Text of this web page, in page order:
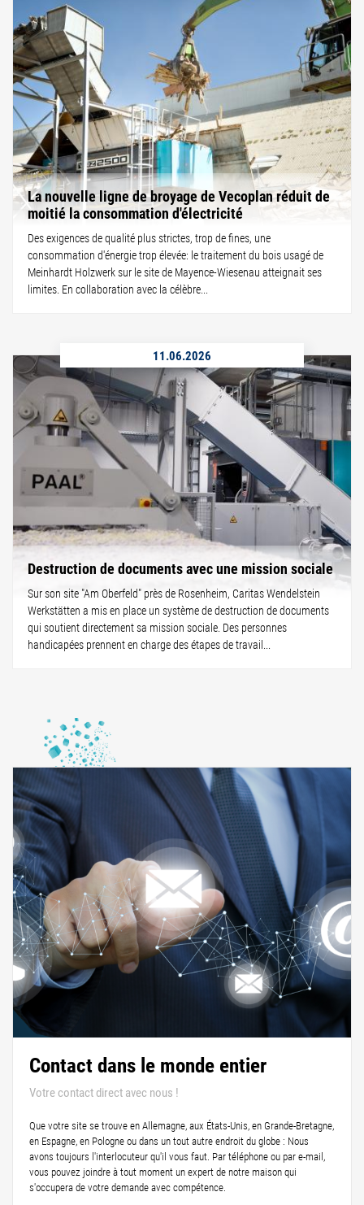
La nouvelle ligne de broyage de Vecoplan réduit de
moitié la consommation d'électricité
Des exigences de qualité plus strictes, trop de fines, une
consommation d'énergie trop élevée: le traitement du bois usagé de
Meinhardt Holzwerk sur le site de Mayence-Wiesenau atteignait ses
limites. En collaboration avec la célèbre...
11.06.2026
Destruction de documents avec une mission sociale
Sur son site "Am Oberfeld" près de Rosenheim, Caritas Wendelstein
Werkstätten a mis en place un système de destruction de documents
qui soutient directement sa mission sociale. Des personnes
handicapées prennent en charge des étapes de travail...
Contact dans le monde entier
Votre contact direct avec nous !
Que votre site se trouve en Allemagne, aux États-Unis, en Grande-Bretagne,
en Espagne, en Pologne ou dans un tout autre endroit du globe : Nous
avons toujours l'interlocuteur qu'il vous faut. Par téléphone ou par e-mail,
vous pouvez joindre à tout moment un expert de notre maison qui
s'occupera de votre demande avec compétence.